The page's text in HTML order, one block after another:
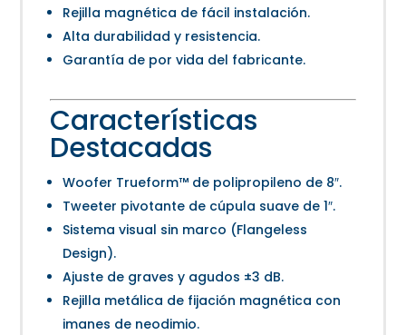
Rejilla magnética de fácil instalación.
Alta durabilidad y resistencia.
Garantía de por vida del fabricante.
Características
Destacadas
Woofer Trueform™ de polipropileno de 8″.
Tweeter pivotante de cúpula suave de 1″.
Sistema visual sin marco (Flangeless
Design).
Ajuste de graves y agudos ±3 dB.
Rejilla metálica de fijación magnética con
imanes de neodimio.